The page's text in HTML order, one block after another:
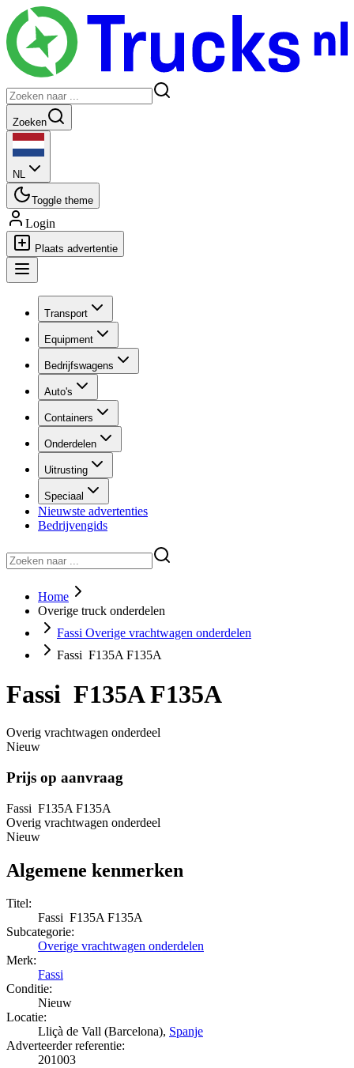
Zoeken
NL
Toggle theme
Login
Plaats advertentie
Transport
Equipment
Bedrijfswagens
Auto's
Containers
Onderdelen
Uitrusting
Speciaal
Nieuwste advertenties
Bedrijvengids
Home
Overige truck onderdelen
Fassi Overige vrachtwagen onderdelen
Fassi F135A F135A
Fassi F135A F135A
Overig vrachtwagen onderdeel
Nieuw
Prijs op aanvraag
Fassi F135A F135A
Overig vrachtwagen onderdeel
Nieuw
Algemene kenmerken
Titel:
Fassi F135A F135A
Subcategorie:
Overige vrachtwagen onderdelen
Merk:
Fassi
Conditie:
Nieuw
Locatie:
Lliçà de Vall (Barcelona), Spanje
Adverteerder referentie:
201003